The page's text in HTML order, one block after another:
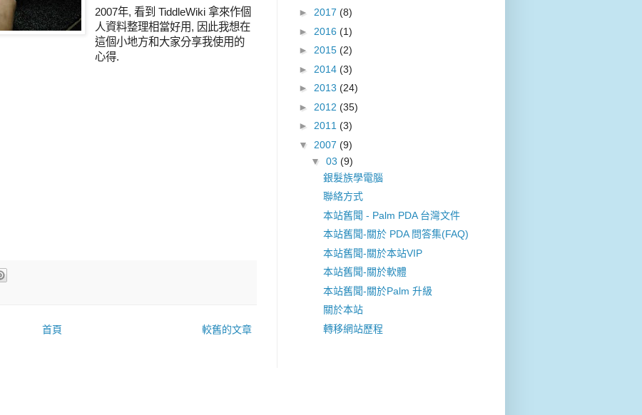
2007年, 看到 TiddleWiki 拿來作個
人資料整理相當好用, 因此我想在
這個小地方和大家分享我使用的
心得.
較舊的文章
首頁
► 2017 (8)
► 2016 (1)
► 2015 (2)
► 2014 (3)
► 2013 (24)
► 2012 (35)
► 2011 (3)
▼ 2007 (9)
▼ 03 (9)
銀髮族學電腦
聯絡方式
本站舊聞 - Palm PDA 台灣文件
本站舊聞-關於 PDA 問答集(FAQ)
本站舊聞-關於本站VIP
本站舊聞-關於軟體
本站舊聞-關於Palm 升級
關於本站
轉移網站歷程